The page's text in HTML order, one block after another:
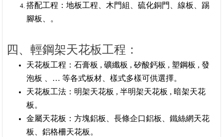
搭配工程：地板工程、木門組、硫化銅門、線板、踢
腳板、。
四、輕鋼架天花板工程：
天花板工程：石膏板 , 礦纖板 , 矽酸鈣板 , 塑鋼板 , 發
泡板 、… 等各式板材、樣式多樣可供選擇。
天花板工法：明架天花板 , 半明架天花板 , 暗架天花
板。
金屬天花板：方塊鋁板、長條企口鋁板、鐵絲網天花
板、鋁格柵天花板。